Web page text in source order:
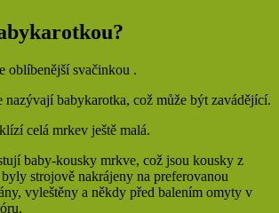
oblíbenější svačinkou .
nazývají babykarotka, což může být zavádějící.
celá mrkev ještě malá.
baby-kousky mrkve, což jsou kousky z
strojově nakrájeny na preferovanou
vyleštěny a někdy před balením omyty v